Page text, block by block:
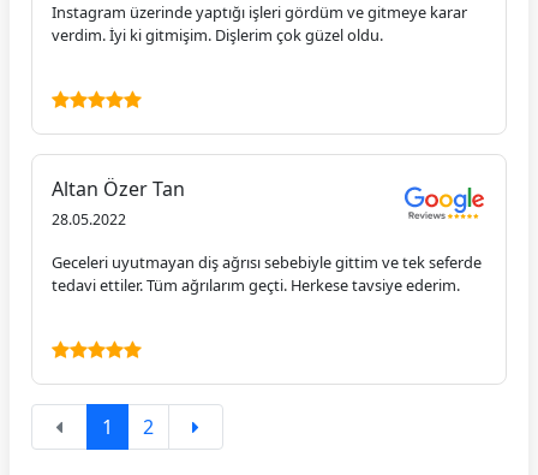
Instagram üzerinde yaptığı işleri gördüm ve gitmeye karar
verdim. İyi ki gitmişim. Dişlerim çok güzel oldu.
Altan Özer Tan
28.05.2022
Geceleri uyutmayan diş ağrısı sebebiyle gittim ve tek seferde
tedavi ettiler. Tüm ağrılarım geçti. Herkese tavsiye ederim.
1 2